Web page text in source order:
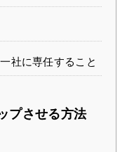
社に専任すること
プさせる方法